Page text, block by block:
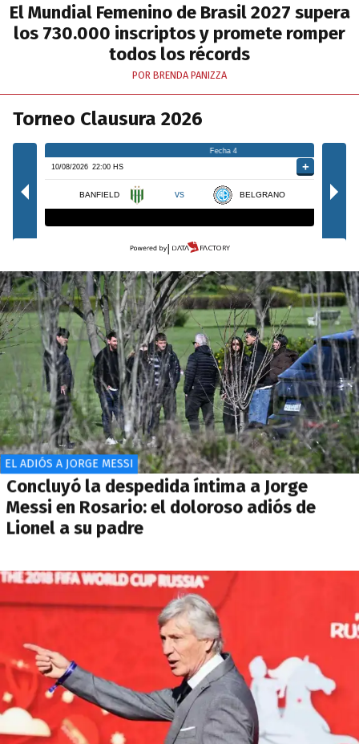
El Mundial Femenino de Brasil 2027 supera
los 730.000 inscriptos y promete romper
todos los récords
POR BRENDA PANIZZA
Torneo Clausura 2026
EL ADIÓS A JORGE MESSI
Concluyó la despedida íntima a Jorge
Messi en Rosario: el doloroso adiós de
Lionel a su padre